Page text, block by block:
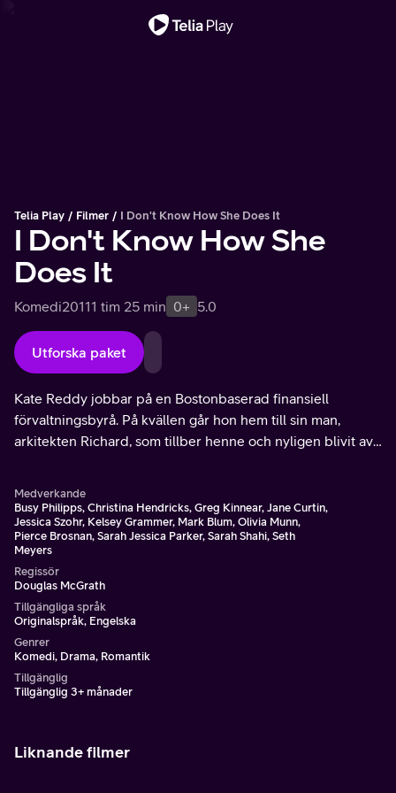
Telia Play Filmer I Don't Know How She Does It
I Don't Know How She
Does It
Komedi20111 tim 25 min 0+ 5.0
Utforska paket
Kate Reddy jobbar på en Bostonbaserad finansiell
förvaltningsbyrå. På kvällen går hon hem till sin man,
arkitekten Richard, som tillber henne och nyligen blivit av
Medverkande
Busy Philipps, Christina Hendricks, Greg Kinnear, Jane Curtin,
Jessica Szohr, Kelsey Grammer, Mark Blum, Olivia Munn,
Pierce Brosnan, Sarah Jessica Parker, Sarah Shahi, Seth
Meyers
Regissör
Douglas McGrath
Tillgängliga språk
Originalspråk, Engelska
Genrer
Komedi, Drama, Romantik
Tillgänglig
Tillgänglig 3+ månader
Liknande filmer